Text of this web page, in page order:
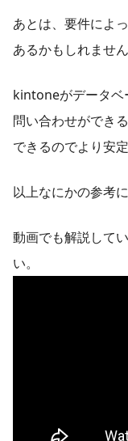
あとは、要件によ
あるかもしれません
kintoneがデータベ
問い合わせができ
できるのでより安
以上なにかの参考
動画でも解説して
い。